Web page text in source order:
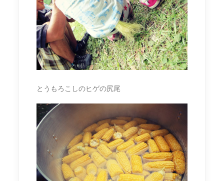
とうもろこしのヒゲの尻尾